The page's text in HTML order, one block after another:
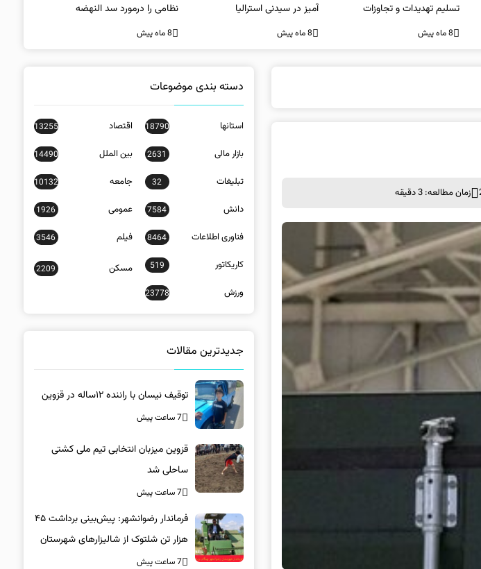
تسلیم تهدیدات و تجاوزات
نخواهند شد و متحد و منسجم
8 ماه پیش
آمیز در سیدنی استرالیا
8 ماه پیش
نظامی را درمورد سد النهضه
بررسی می‌کنیم
8 ماه پیش
زمان مطالعه: 3 دقیقه
دسته بندی موضوعات
استانها 18790 اقتصاد 13255
بازار مالی 2631 بین الملل 14490
تبلیغات 32 جامعه 10132
دانش 7584 عمومی 1926
فناوری اطلاعات 8464 فیلم 3546
کاریکاتور 519 مسکن 2209
ورزش 23778
جدیدترین مقالات
توقیف نیسان با راننده ۱۲ساله در قزوین
7 ساعت پیش
قزوین میزبان انتخابی تیم ملی کشتی
ساحلی شد
7 ساعت پیش
فرماندار رضوانشهر: پیش‌بینی برداشت ۴۵
هزار تن شلتوک از شالیزارهای شهرستان
7 ساعت پیش